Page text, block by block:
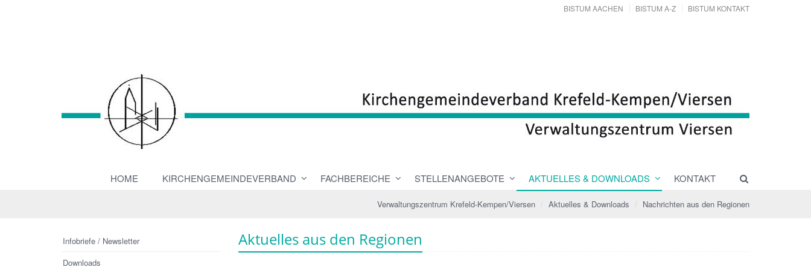
BISTUM AACHEN BISTUM A-Z BISTUM KONTAKT
HOME KIRCHENGEMEINDEVERBAND FACHBEREICHE STELLENANGEBOTE AKTUELLES & DOWNLOADS KONTAKT
Verwaltungszentrum Krefeld-Kempen/Viersen Aktuelles & Downloads Nachrichten aus den Regionen
Aktuelles aus den Regionen
Infobriefe / Newsletter
Downloads